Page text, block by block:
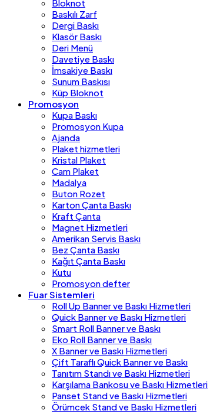
Bloknot
Baskılı Zarf
Dergi Baskı
Klasör Baskı
Deri Menü
Davetiye Baskı
İmsakiye Baskı
Sunum Baskısı
Küp Bloknot
Promosyon
Kupa Baskı
Promosyon Kupa
Ajanda
Plaket hizmetleri
Kristal Plaket
Cam Plaket
Madalya
Buton Rozet
Karton Çanta Baskı
Kraft Çanta
Magnet Hizmetleri
Amerikan Servis Baskı
Bez Çanta Baskı
Kağıt Çanta Baskı
Kutu
Promosyon defter
Fuar Sistemleri
Roll Up Banner ve Baskı Hizmetleri
Quick Banner ve Baskı Hizmetleri
Smart Roll Banner ve Baskı
Eko Roll Banner ve Baskı
X Banner ve Baskı Hizmetleri
Çift Taraflı Quick Banner ve Baskı
Tanıtım Standı ve Baskı Hizmetleri
Karşılama Bankosu ve Baskı Hizmetleri
Panset Stand ve Baskı Hizmetleri
Örümcek Stand ve Baskı Hizmetleri